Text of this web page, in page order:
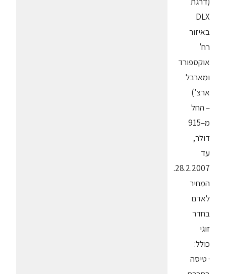
DLX
באיזור
רח'
אוקספורד
ומארבל
ארצ')
– החל
מ–915
דולר,
עד
28.2.2007.
המחיר
לאדם
בחדר
זוגי
כולל:
· טיסה